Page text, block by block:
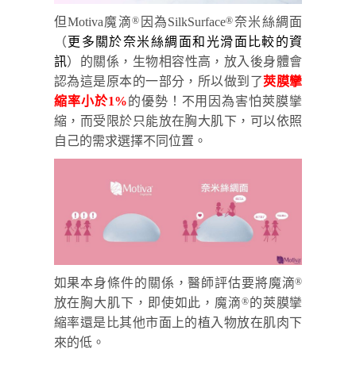
但Motiva魔滴® 因為SilkSurface®奈米絲綢面
（ 更多關於奈米絲綢面和光滑面比較的資
訊）的關係，生物相容性高，放入後身體會
認為這是原本的一部分，所以做到了莢膜攣
縮率小於1%的優勢！不用因為害怕莢膜攣
縮，而受限於只能放在胸大肌下，可以依照
自己的需求選擇不同位置。
如果本身條件的關係，醫師評估要將魔滴®
放在胸大肌下，即使如此，魔滴®的莢膜攣
縮率還是比其他市面上的植入物放在肌肉下
來的低。